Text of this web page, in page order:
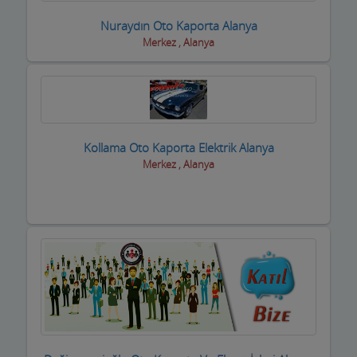
Eğlence yerleri
Elektrikçiler
Evden Eve Nakliye Firmaları
Evkur Firmaları
Fitness-Spa Salonları
Nuraydın Oto Kaporta Alanya
Merkez , Alanya
Kollama Oto Kaporta Elektrik Alanya
Merkez , Alanya